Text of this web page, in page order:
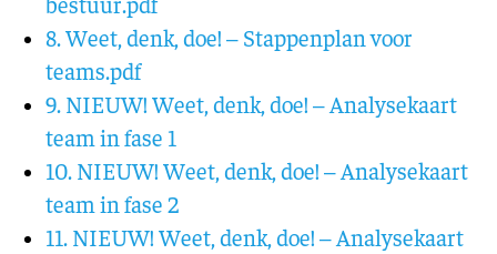
8. Weet, denk, doe! – Stappenplan voor
teams.pdf
9. NIEUW! Weet, denk, doe! – Analysekaart
team in fase 1
10. NIEUW! Weet, denk, doe! – Analysekaart
team in fase 2
11. NIEUW! Weet, denk, doe! – Analysekaart